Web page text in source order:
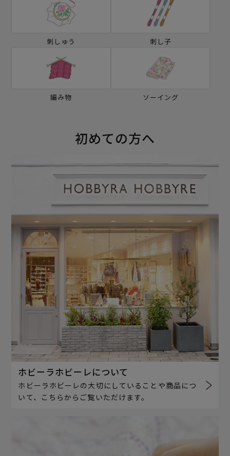
刺しゅう 刺し子
編み物 ソーイング
初めての方へ
ホビーラホビーレについて
ホビーラホビーレの大切にしていることや商品につ
いて、こちらからご覧いただけます。